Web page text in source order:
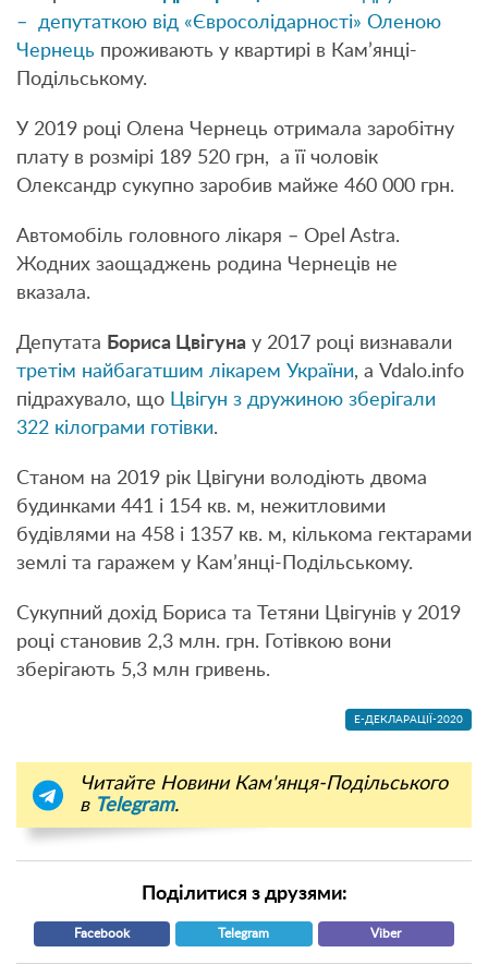
– депутаткою від «Євросолідарності» Оленою
Чернець проживають у квартирі в Кам’янці-
Подільському.
У 2019 році Олена Чернець отримала заробітну
плату в розмірі 189 520 грн, а її чоловік
Олександр сукупно заробив майже 460 000 грн.
Автомобіль головного лікаря – Opel Astra.
Жодних заощаджень родина Чернеців не
вказала.
Депутата Бориса Цвігуна у 2017 році визнавали
третім найбагатшим лікарем України, а Vdalo.info
підрахувало, що Цвігун з дружиною зберігали
322 кілограми готівки.
Станом на 2019 рік Цвігуни володіють двома
будинками 441 і 154 кв. м, нежитловими
будівлями на 458 і 1357 кв. м, кількома гектарами
землі та гаражем у Кам’янці-Подільському.
Сукупний дохід Бориса та Тетяни Цвігунів у 2019
році становив 2,3 млн. грн. Готівкою вони
зберігають 5,3 млн гривень.
Е-ДЕКЛАРАЦІЇ-2020
Читайте Новини Кам'янця-Подільського
в Telegram.
Поділитися з друзями:
Facebook Telegram Viber